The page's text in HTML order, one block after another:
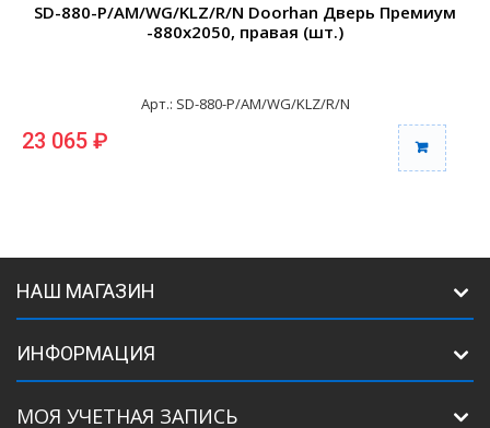
SD-880-P/AM/WG/KLZ/R/N Doorhan Дверь Премиум
-880х2050, правая (шт.)
Арт.: SD-880-P/AM/WG/KLZ/R/N
23 065 ₽
НАШ МАГАЗИН
ИНФОРМАЦИЯ
МОЯ УЧЕТНАЯ ЗАПИСЬ